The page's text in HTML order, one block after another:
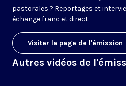
pastorales ? Reportages et
échange franc et direct.
Visiter la page de l'émission
Autres vidéos de